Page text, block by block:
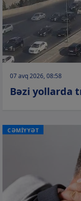
07 avq 2026, 08:58
Bəzi yollarda
CƏMİYYƏT